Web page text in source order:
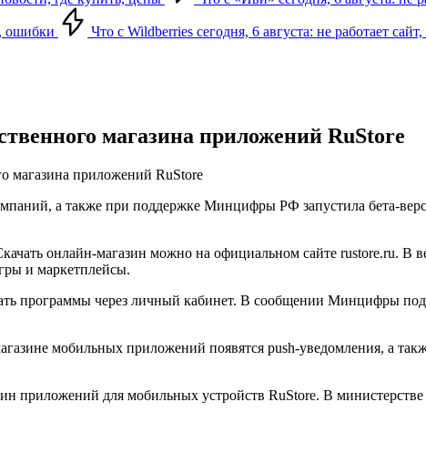
ошибки Что с Wildberries сегодня, 6 августа: не работает
магазина приложений RuStore
магазина приложений RuStore
а также при поддержке Минцифры РФ запустила бета-
онлайн-магазин можно на официальном сайте rustore.ru. В
и маркетплейсы.
программы через личный кабинет. В сообщении Минцифры
мобильных приложений появятся push-уведомления, а
приложений для мобильных устройств RuStore. В министерстве